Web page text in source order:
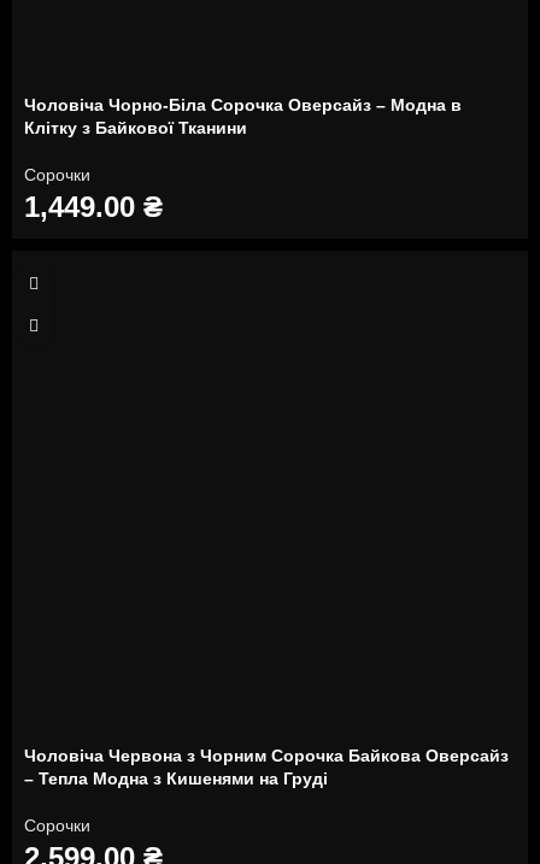
Чоловіча Чорно-Біла Сорочка Оверсайз – Модна в
Клітку з Байкової Тканини
Сорочки
1,449.00 ₴
XL
Чоловіча Червона з Чорним Сорочка Байкова Оверсайз
– Тепла Модна з Кишенями на Груді
Сорочки
2,599.00 ₴